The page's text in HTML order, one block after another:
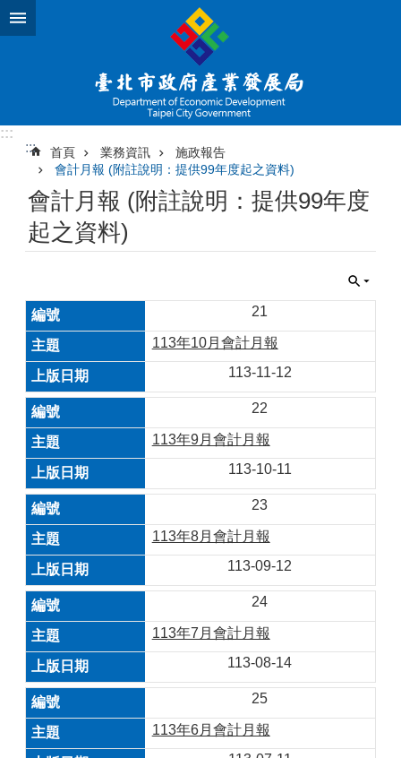
跳到主要內容區塊
:::
:::
首頁 業務資訊
施政報告
會計月報 (附註說明：提供99年度起之資料)
會計月報 (附註說明：提供99年度
起之資料)
21
113年10月會計月報
113-11-12
22
113年9月會計月報
113-10-11
23
113年8月會計月報
113-09-12
24
113年7月會計月報
113-08-14
25
113年6月會計月報